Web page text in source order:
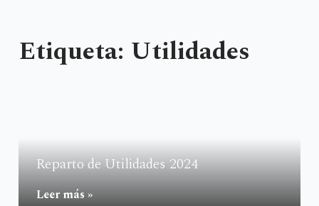
Etiqueta: Utilidades
Reparto de Utilidades 2024
Leer más »